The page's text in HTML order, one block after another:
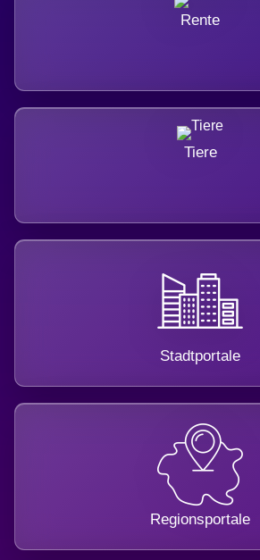
Rente
Tiere
Stadtportale
Regionsportale